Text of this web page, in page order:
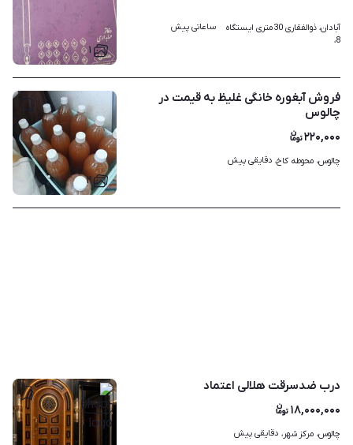
۱
8،
ساعاتی پیش
۲
فروش آبغوره خانگی غلیظ به قیمت در
چالوس
۲۲۰,۰۰۰
چالوس، محوطه کاخ، دقایقی پیش
درب ضدسرقت هلالی اعتماد
۱۸,۰۰۰,۰۰۰
چالوس، مرکز شهر، دقایقی پیش